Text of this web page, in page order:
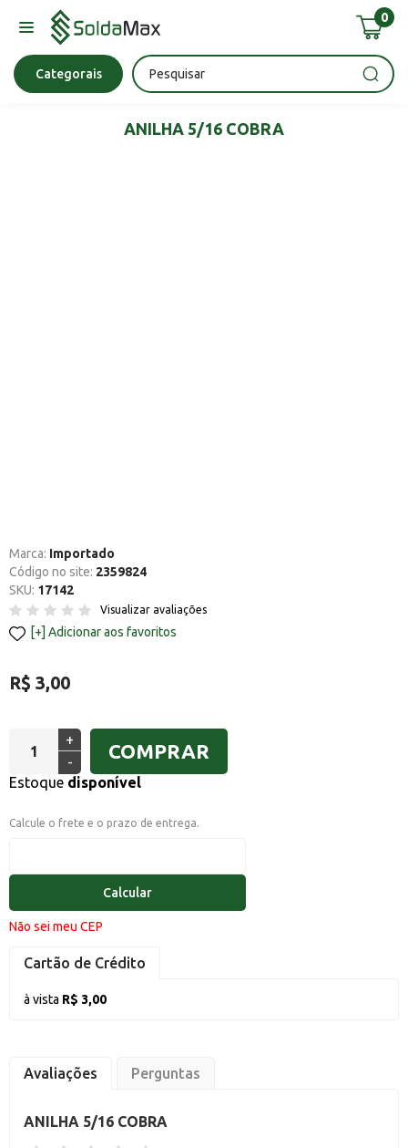
0
Categorais
Bateria Chave Impacto Esmerilhadeira
ANILHA 5/16 COBRA
Marca: Importado
Código no site: 2359824
SKU: 17142
Visualizar avaliações
Adicionar aos favoritos
R$ 3,00
+
-
COMPRAR
Estoque disponível
Calcule o frete e o prazo de entrega.
Calcular
Não sei meu CEP
Cartão de Crédito
à vista R$ 3,00
Avaliações Perguntas
ANILHA 5/16 COBRA